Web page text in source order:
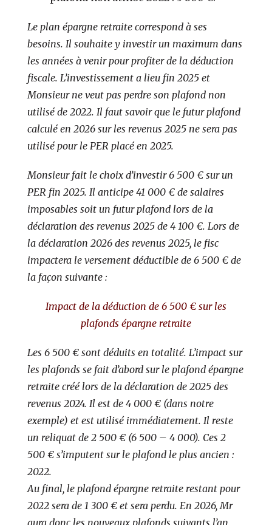
Le plan épargne retraite correspond à ses
besoins. Il souhaite y investir un maximum dans
les années à venir pour profiter de la déduction
fiscale. L’investissement a lieu fin 2025 et
Monsieur ne veut pas perdre son plafond non
utilisé de 2022. Il faut savoir que le futur plafond
calculé en 2026 sur les revenus 2025 ne sera pas
utilisé pour le PER placé en 2025.
Monsieur fait le choix d’investir 6 500 € sur un
PER fin 2025. Il anticipe 41 000 € de salaires
imposables soit un futur plafond lors de la
déclaration des revenus 2025 de 4 100 €. Lors de
la déclaration 2026 des revenus 2025, le fisc
impactera le versement déductible de 6 500 € de
la façon suivante :
Impact de la déduction de 6 500 € sur les
plafonds épargne retraite
Les 6 500 € sont déduits en totalité. L’impact sur
les plafonds se fait d’abord sur le plafond épargne
retraite créé lors de la déclaration de 2025 des
revenus 2024. Il est de 4 000 € (dans notre
exemple) et est utilisé immédiatement. Il reste
un reliquat de 2 500 € (6 500 – 4 000). Ces 2
500 € s’imputent sur le plafond le plus ancien :
2022.
Au final, le plafond épargne retraite restant pour
2022 sera de 1 300 € et sera perdu. En 2026, Mr
aura donc les nouveaux plafonds suivants l’an